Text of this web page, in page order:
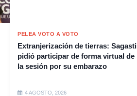
PELEA VOTO A VOTO
Extranjerización de tierras: Sagasti
pidió participar de forma virtual de
la sesión por su embarazo
4 AGOSTO, 2026